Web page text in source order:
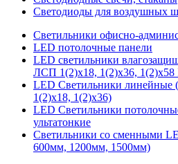
Светодиоды для воздушных
Светильники офисно-
LED потолочные панели
LED светильники
ЛСП 1(2)х18, 1(2)х36, 1(2)х58
LED Светильники
1(2)х18, 1(2)х36)
LED Светильники
ультатонкие
Светильники со сменными
600мм, 1200мм, 1500мм)